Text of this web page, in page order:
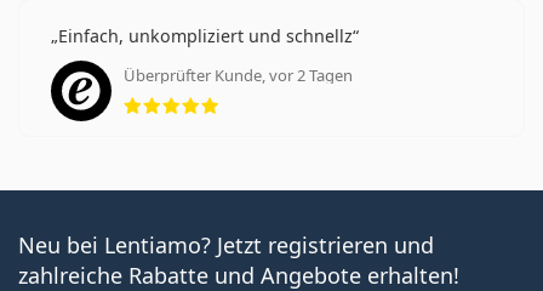
Einfach, unkompliziert und schnellz
Überprüfter Kunde, vor 2 Tagen
Bewertung 5 aus 5
Neu bei Lentiamo? Jetzt registrieren und
zahlreiche Rabatte und Angebote erhalten!